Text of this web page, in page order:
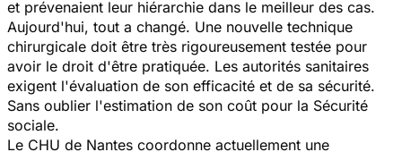
et prévenaient leur hiérarchie dans le meilleur des cas.
Aujourd'hui, tout a changé. Une nouvelle technique
chirurgicale doit être très rigoureusement testée pour
avoir le droit d'être pratiquée. Les autorités sanitaires
exigent l'évaluation de son efficacité et de sa sécurité.
Sans oublier l'estimation de son coût pour la Sécurité
sociale.
Le CHU de Nantes coordonne actuellement une